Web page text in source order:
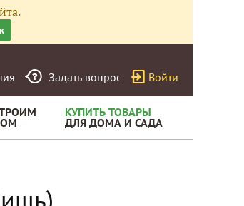
Задать вопрос Войти
КУПИТЬ ТОВАРЫ
ДЛЯ ДОМА И САДА